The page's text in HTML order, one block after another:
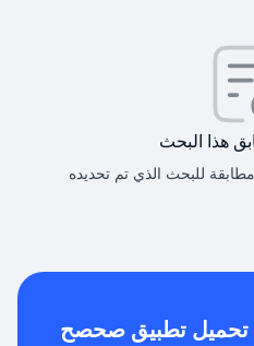
هذا البحث
تحميل تطبيق صحصح